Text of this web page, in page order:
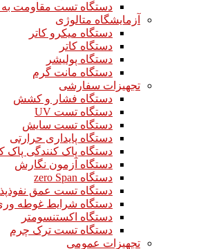
دستگاه تست مقاومت به
آزمایشگاه متالوژی
دستگاه میکرو کاتر
دستگاه کاتر
دستگاه پولیشر
دستگاه مانت گرم
تجهیزات سفارشی
دستگاه فشار و کشش
دستگاه تست UV
دستگاه تست سایش
دستگاه پایداری حرارتی
دستگاه پاک کنندگی پاک
دستگاه آزمون نگارش
دستگاه zero Span
دستگاه تست عمق
دستگاه شرایط غوطه
دستگاه اکستنسومتر
دستگاه تست ترک چرم
تجهیزات عمومی